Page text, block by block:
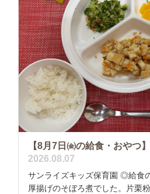
【8月7日㈮の給食・おやつ】
2026.08.07
サンライズキッズ保育園 ◎給食
厚揚げのそぼろ煮でした。片栗